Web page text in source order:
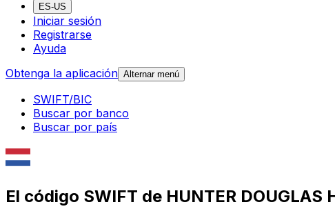
ES-US
Iniciar sesión
Registrarse
Ayuda
Obtenga la aplicación Alternar menú
SWIFT/BIC
Buscar por banco
Buscar por país
El código SWIFT de HUNTER DOUGLAS